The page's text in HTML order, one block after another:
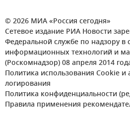
© 2026 МИА «Россия сегодня»
Сетевое издание РИА Новости
Федеральной службе по надзору в
информационных технологий и
(Роскомнадзор) 08 апреля 2014
Политика использования Cookie и
логирования
Политика конфиденциальности
Правила применения